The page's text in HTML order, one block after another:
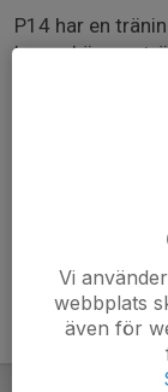
P14 har en
kunna köra en
på denna
behöver
Vi
webbplats
även för